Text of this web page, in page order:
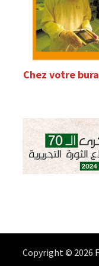
Chez votre
Copyright © 2026